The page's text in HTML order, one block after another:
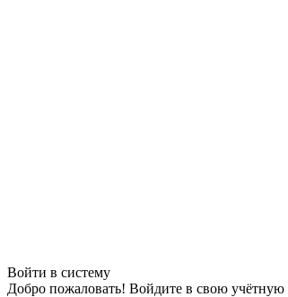
Войти в систему
Добро пожаловать! Войдите в свою учётную